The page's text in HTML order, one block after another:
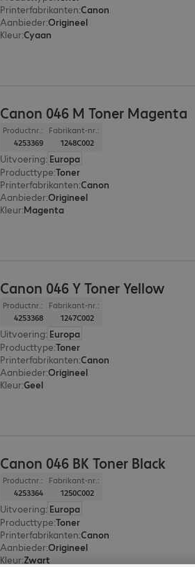
Printerfabrikanten:Canon
Aanbieder:Origineel
Kleur:Cyaan
Canon 046 M Toner Magenta
Productnr.:
4253369
Fabrikant-nr.:
1248C002
Uitvoering: Europa
Producttype:Toner
Printerfabrikanten:Canon
Aanbieder:Origineel
Kleur:Magenta
Canon 046 Y Toner Yellow
Productnr.:
4253368
Fabrikant-nr.:
1247C002
Uitvoering: Europa
Producttype:Toner
Printerfabrikanten:Canon
Aanbieder:Origineel
Kleur:Geel
Canon 046 BK Toner Black
Productnr.:
4253364
Fabrikant-nr.:
1250C002
Uitvoering: Europa
Producttype:Toner
Printerfabrikanten:Canon
Aanbieder:Origineel
Kleur:Zwart